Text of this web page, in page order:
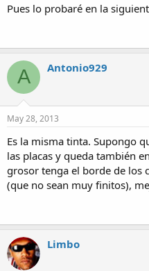
Pues lo probaré en la
A Antonio929
May 28, 2013
Es la misma tinta. Supongo
las placas y queda también
grosor tenga el borde de los
(que no sean muy finitos),
Limbo